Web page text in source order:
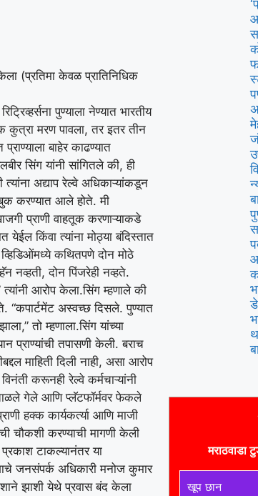
(प्रतिमा केवळ प्रातिनिधिक
पुण्याला नेण्यात भारतीय
मरण पावला, तर इतर तीन
बाहेर काढण्यात
सिंग यांनी सांगितले की, ही
अद्याप रेल्वे अधिकाऱ्यांकडून
करण्यात आले होते. मी
प्राणी वाहतूक करणाऱ्याकडे
किंवा त्यांना मोठ्या बंदिस्तात
व्हिडिओंमध्ये कथितपणे दोन मोठे
नव्हती, दोन पिंजरेही नव्हते.
त्यांनी आरोप केला.सिंग म्हणाले की
“कपार्टमेंट अस्वच्छ दिसले. पुण्यात
तो म्हणाला.सिंग यांच्या
प्राण्यांची तपासणी केली. बराच
माहिती दिली नाही, असा आरोप
करूनही रेल्वे कर्मचाऱ्यांनी
गेले आणि प्लॅटफॉर्मवर फेकले
हक्क कार्यकर्त्या आणि माजी
चौकशी करण्याची मागणी केली
टाकल्यानंतर या
जनसंपर्क अधिकारी मनोज कुमार
झाशी येथे प्रवास बंद केला
मराठवाडा
खूप छान